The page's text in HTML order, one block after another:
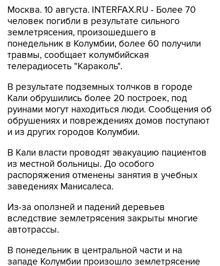
В Кали власти проводят эвакуацию пациентов
из местной больницы. До особого
распоряжения отменены занятия в учебных
заведениях Манисалеса.
вследствие землетрясения закрыты многие
автотрассы.
В понедельник в центральной части и на
западе Колумбии произошло землетрясение
повторные толчки магнитудой 2,8 и 4,8.
Толчки ощущались в столице страны Боготе, а
также в городах Кали, Попайян, Манисалес,
пунктах страны.
Согласно сообщениям Геологической службы
сильным за последние десять лет.